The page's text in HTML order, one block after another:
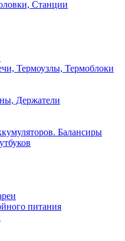
Станции
Термоузлы, Термоблоки
Держатели
Балансиры
питания